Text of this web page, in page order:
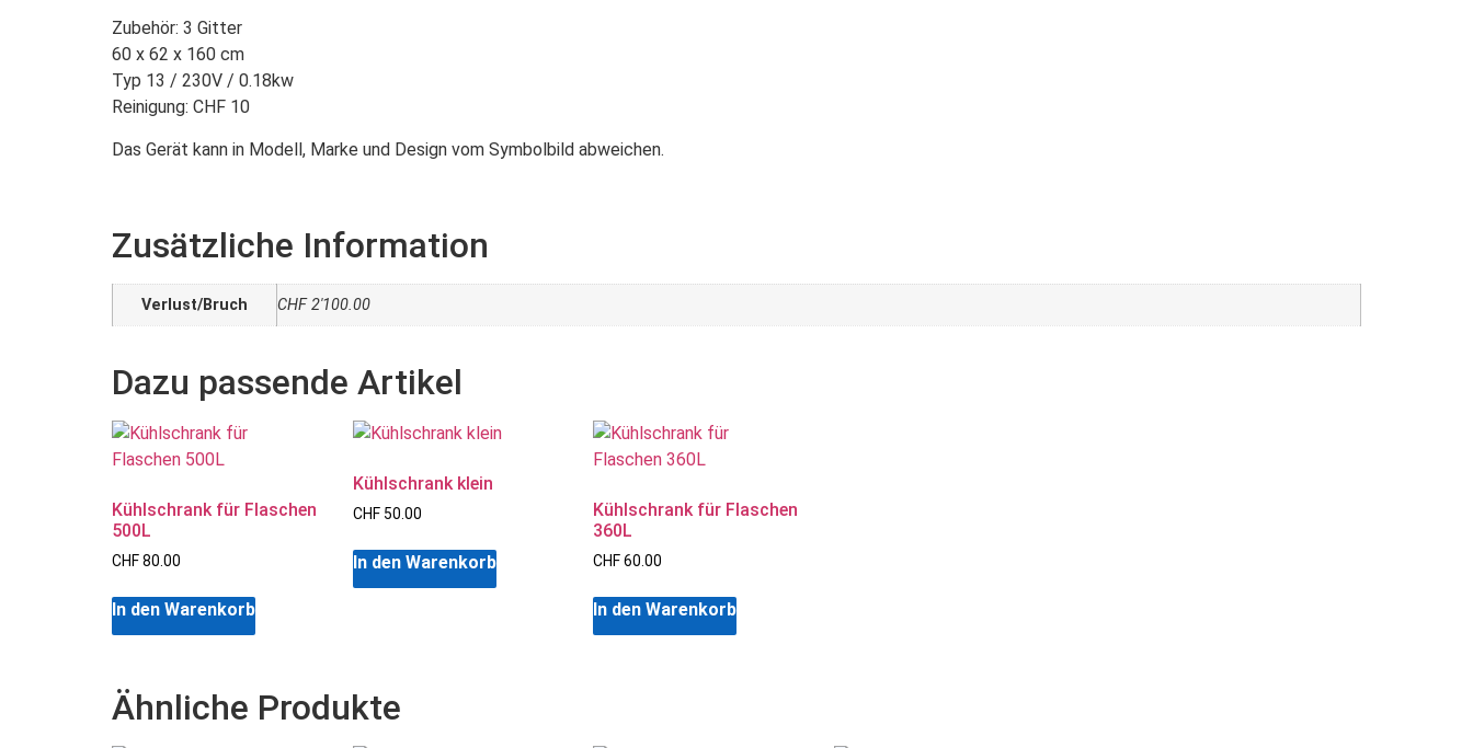
Zubehör: 3 Gitter
60 x 62 x 160 cm
Typ 13 / 230V / 0.18kw
Reinigung: CHF 10
Das Gerät kann in Modell, Marke und Design vom Symbolbild abweichen.
Zusätzliche Information
Verlust/Bruch CHF 2'100.00
Kühlschrank für Flaschen
500L
CHF80.00
In den Warenkorb
Kühlschrank klein
CHF50.00
In den Warenkorb
Kühlschrank für Flaschen
360L
CHF60.00
In den Warenkorb
Ähnliche Produkte